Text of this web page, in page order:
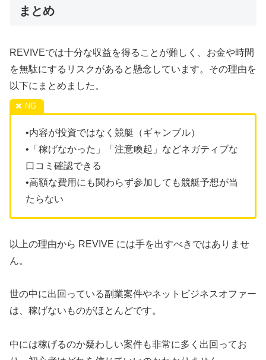
まとめ
REVIVEでは十分な収益を得ることが難しく、お金や時間
を無駄にするリスクがあると懸念しています。その理由を
以下にまとめました。
•内容が投資ではなく競艇（ギャンブル）
•「稼げなかった」「注意喚起」などネガティブな
口コミ確認できる
•高額な費用にも関わらず参加しても競艇予想が当
たらない
以上の理由から REVIVE には手を出すべきではありませ
ん。
世の中に出回っている副業案件やネットビジネスオファー
は、稼げないものがほとんどです。
中には稼げるのか疑わしい案件も非常に多く出回ってお